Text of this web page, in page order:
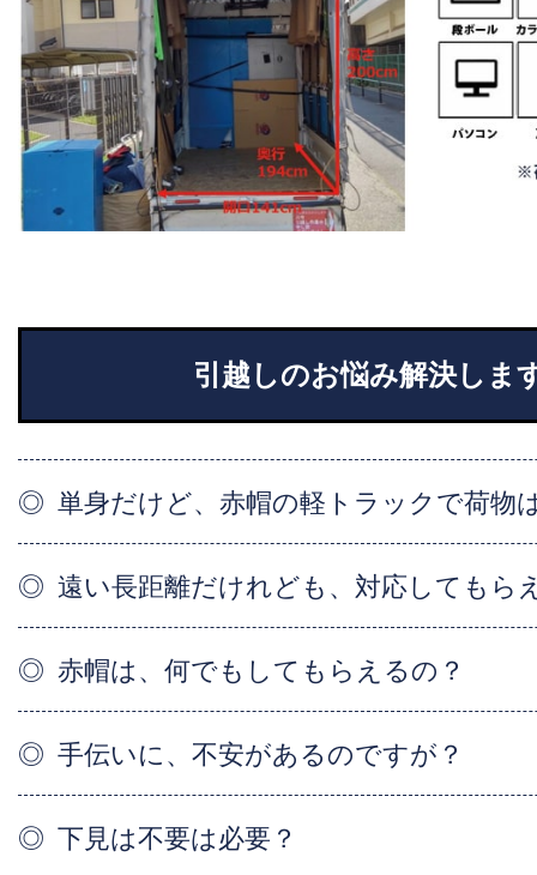
引越しのお悩み解決しま
単身だけど、赤帽の軽トラックで荷物
遠い長距離だけれども、対応してもら
赤帽は、何でもしてもらえるの？
手伝いに、不安があるのですが？
下見は不要は必要？